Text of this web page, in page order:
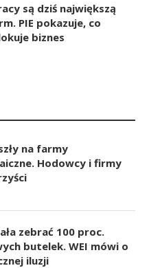
są dziś największą
PIE pokazuje, co
biznes
na farmy
Hodowcy i firmy
zebrać 100 proc.
butelek. WEI mówi o
iluzji